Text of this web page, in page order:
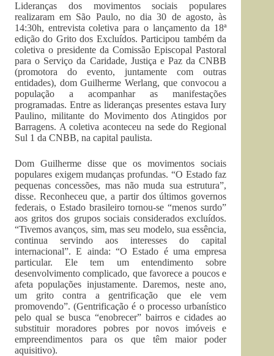
Lideranças dos movimentos sociais populares
realizaram em São Paulo, no dia 30 de agosto, às
14:30h, entrevista coletiva para o lançamento da 18ª
edição do Grito dos Excluídos. Participou também da
coletiva o presidente da Comissão Episcopal Pastoral
para o Serviço da Caridade, Justiça e Paz da CNBB
(promotora do evento, juntamente com outras
entidades), dom Guilherme Werlang, que convocou a
população a acompanhar as manifestações
programadas. Entre as lideranças presentes estava Iury
Paulino, militante do Movimento dos Atingidos por
Barragens. A coletiva aconteceu na sede do Regional
Sul 1 da CNBB, na capital paulista.
Dom Guilherme disse que os movimentos sociais
populares exigem mudanças profundas. “O Estado faz
pequenas concessões, mas não muda sua estrutura”,
disse. Reconheceu que, a partir dos últimos governos
federais, o Estado brasileiro tornou-se “menos surdo”
aos gritos dos grupos sociais considerados excluídos.
“Tivemos avanços, sim, mas seu modelo, sua essência,
continua servindo aos interesses do capital
internacional”. E ainda: “O Estado é uma empresa
particular. Ele tem um entendimento sobre
desenvolvimento complicado, que favorece a poucos e
afeta populações injustamente. Daremos, neste ano,
um grito contra a gentrificação que ele vem
promovendo”. (Gentrificação é o processo urbanístico
pelo qual se busca “enobrecer” bairros e cidades ao
substituir moradores pobres por novos imóveis e
empreendimentos para os que têm maior poder
aquisitivo).